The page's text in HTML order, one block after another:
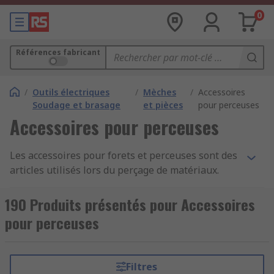
0
Références fabricant
/ Outils électriques
Soudage et brasage
/ Mèches
et pièces
/ Accessoires
pour perceuses
Accessoires pour perceuses
Les accessoires pour forets et perceuses sont des
articles utilisés lors du perçage de matériaux.
d'accessoires pour répondre à vos besoins avec
les plus grandes marques comme par exemple
DeWalt, Makita, Bosch, Dormer et RS PRO. Que
rechange, un adaptateur de foret ou des
190 Produits présentés pour Accessoires
pour perceuses
Filtres